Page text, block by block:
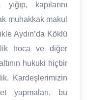
kapılarını
muhakkak makul
Aydın’da Köklü
hoca ve diğer
hukuki hiçbir
Kardeşlerimizin
yapmaları, bu